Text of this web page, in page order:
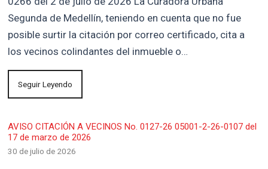
Segunda de Medellín, teniendo en cuenta que no fue
posible surtir la citación por correo certificado, cita a
los vecinos colindantes del inmueble o…
Seguir Leyendo
AVISO CITACIÓN A VECINOS No. 0127-26 05001-2-26-0107 del
17 de marzo de 2026
30 de julio de 2026